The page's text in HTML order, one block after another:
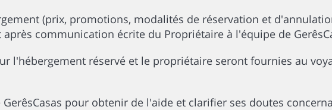
(prix, promotions, modalités de réservation et
communication écrite du Propriétaire à l'équipe de
l'hébergement réservé et le propriétaire seront fournies au
pour obtenir de l'aide et clarifier ses doutes